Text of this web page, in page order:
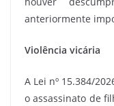
anteriormente
Violência vicária
A Lei nº 15.384/
o assassinato de